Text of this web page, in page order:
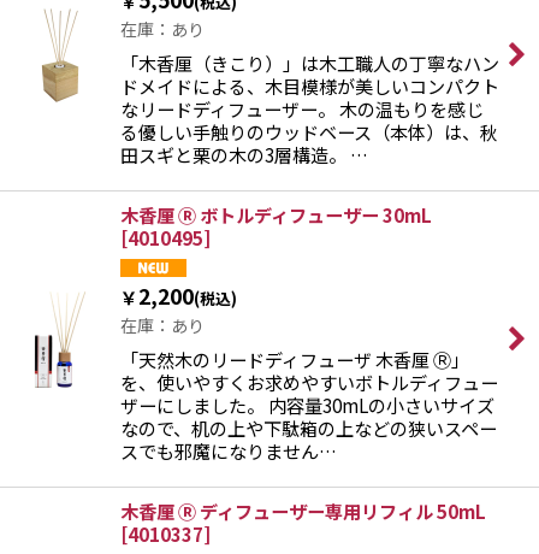
在庫：あり
「木香厘（きこり）」は木工職人の丁寧なハン
ドメイドによる、木目模様が美しいコンパクト
なリードディフューザー。 木の温もりを感じ
る優しい手触りのウッドベース（本体）は、秋
田スギと栗の木の3層構造。 …
木香厘 Ⓡ ボトルディフューザー 30mL
[4010495]
￥2,200(税込)
在庫：あり
「天然木のリードディフューザ 木香厘 Ⓡ」
を、使いやすくお求めやすいボトルディフュー
ザーにしました。 内容量30mLの小さいサイズ
なので、机の上や下駄箱の上などの狭いスペー
スでも邪魔になりません…
木香厘 Ⓡ ディフューザー専用リフィル 50mL
[4010337]